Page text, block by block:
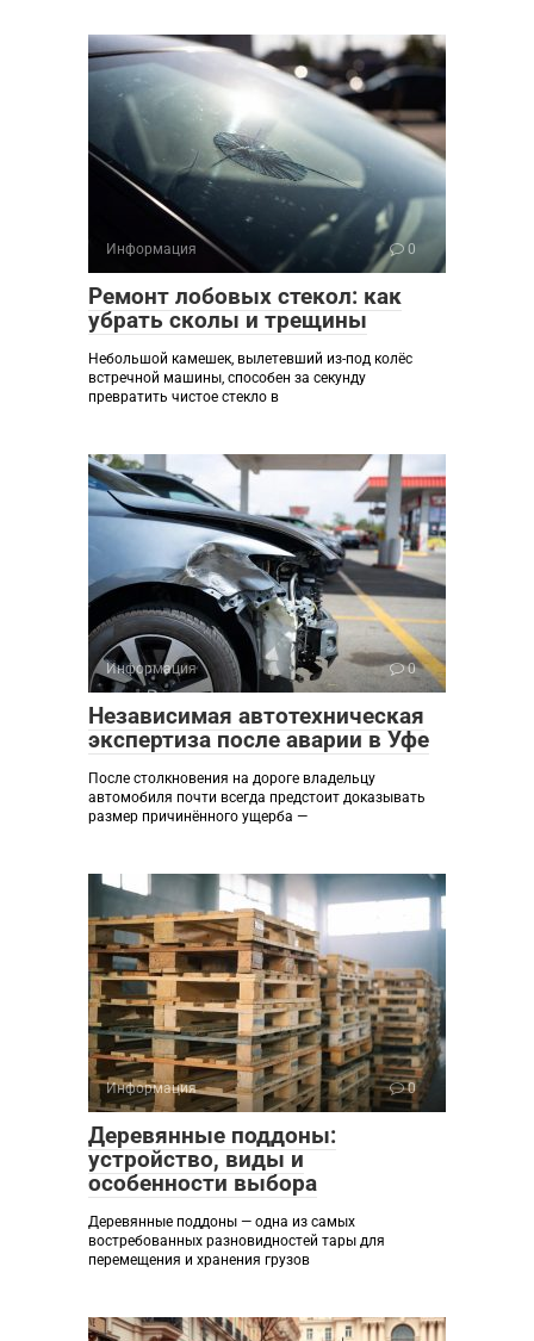
Информация 0
Ремонт лобовых стекол: как
убрать сколы и трещины
Небольшой камешек, вылетевший из-под колёс
встречной машины, способен за секунду
превратить чистое стекло в
Информация 0
Независимая автотехническая
экспертиза после аварии в Уфе
После столкновения на дороге владельцу
автомобиля почти всегда предстоит доказывать
размер причинённого ущерба —
Информация 0
Деревянные поддоны:
устройство, виды и
особенности выбора
Деревянные поддоны — одна из самых
востребованных разновидностей тары для
перемещения и хранения грузов